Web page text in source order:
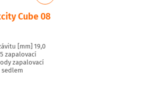
Cube 08
[mm] 19,0
zapalovací
zapalovací